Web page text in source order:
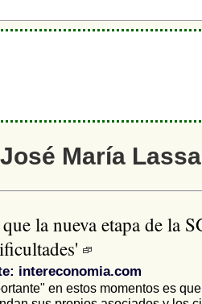
María
la nueva etapa de la
intereconomia.com
en estos momentos es